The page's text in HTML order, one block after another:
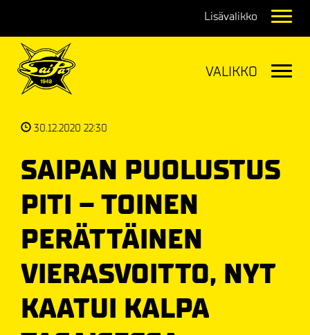
30.12.2020 22:30
SAIPAN PUOLUSTUS
PITI – TOINEN
PERÄTTÄINEN
VIERASVOITTO, NYT
KAATUI KALPA